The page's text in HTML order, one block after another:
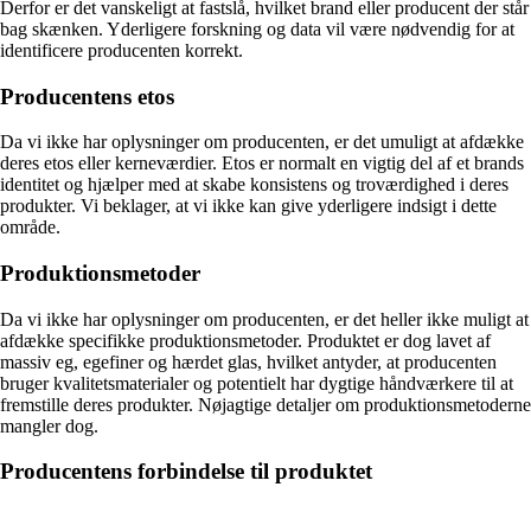
Derfor er det vanskeligt at fastslå, hvilket brand eller producent der står
bag skænken. Yderligere forskning og data vil være nødvendig for at
identificere producenten korrekt.
Producentens etos
Da vi ikke har oplysninger om producenten, er det umuligt at afdække
deres etos eller kerneværdier. Etos er normalt en vigtig del af et brands
identitet og hjælper med at skabe konsistens og troværdighed i deres
produkter. Vi beklager, at vi ikke kan give yderligere indsigt i dette
område.
Produktionsmetoder
Da vi ikke har oplysninger om producenten, er det heller ikke muligt at
afdække specifikke produktionsmetoder. Produktet er dog lavet af
massiv eg, egefiner og hærdet glas, hvilket antyder, at producenten
bruger kvalitetsmaterialer og potentielt har dygtige håndværkere til at
fremstille deres produkter. Nøjagtige detaljer om produktionsmetoderne
mangler dog.
Producentens forbindelse til produktet